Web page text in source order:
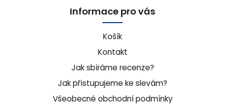
Informace pro vás
Košík
Kontakt
Jak sbíráme recenze?
Jak přistupujeme ke slevám?
Všeobecné obchodní podmínky